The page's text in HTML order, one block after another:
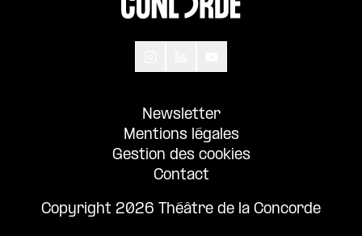
Copyright 2026 Théâtre de la Concorde
Newsletter
Mentions légales
Gestion des cookies
Contact